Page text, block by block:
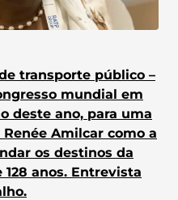
transporte público –
mundial em
deste ano, para uma
Amilcar como a
os destinos da
anos. Entrevista